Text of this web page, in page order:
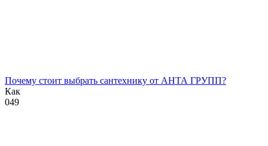
Почему стоит выбрать сантехнику от АНТА ГРУПП?
Как
049